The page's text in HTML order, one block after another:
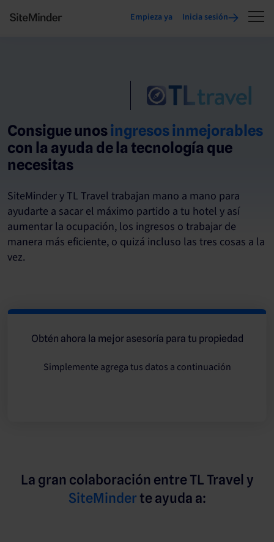
Empieza ya Inicia sesión
Consigue unosingresos inmejorables
con la ayuda de la tecnología que
necesitas
SiteMinder y TL Travel trabajan mano a mano para
ayudarte a sacar el máximo partido a tu hotel y así
aumentar la ocupación, los ingresos o trabajar de
manera más eficiente, o quizá incluso las tres cosas a la
vez.
Obtén ahora la mejor asesoría para tu propiedad
Simplemente agrega tus datos a continuación
La gran colaboración entre TL Travel y
SiteMinder te ayuda a: